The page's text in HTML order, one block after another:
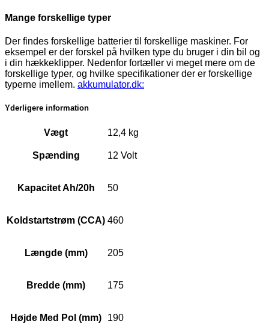
Mange forskellige typer
Der findes forskellige batterier til forskellige maskiner. For
eksempel er der forskel på hvilken type du bruger i din bil og
i din hækkeklipper. Nedenfor fortæller vi meget mere om de
forskellige typer, og hvilke specifikationer der er forskellige
typerne imellem. akkumulator.dk:
Yderligere information
Vægt 12,4 kg
Spænding 12 Volt
Kapacitet Ah/20h 50
Koldstartstrøm (CCA) 460
Længde (mm) 205
Bredde (mm) 175
Højde Med Pol (mm) 190